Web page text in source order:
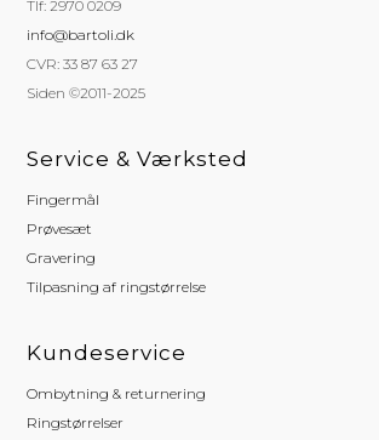
Tlf: 2970 0209
info@bartoli.dk
CVR: 33 87 63 27
Siden ©2011-2025
Service & Værksted
Fingermål
Prøvesæt
Gravering
Tilpasning af ringstørrelse
Kundeservice
Ombytning & returnering
Ringstørrelser